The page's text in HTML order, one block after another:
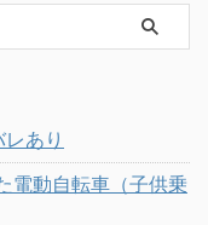
あり
電動自転車（子供乗